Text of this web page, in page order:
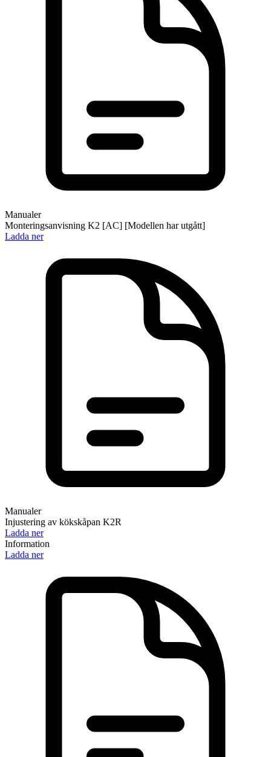
Manualer
Monteringsanvisning K2 [AC] [Modellen har utgått]
Ladda ner
Manualer
Injustering av kökskåpan K2R
Ladda ner
Information
Ladda ner